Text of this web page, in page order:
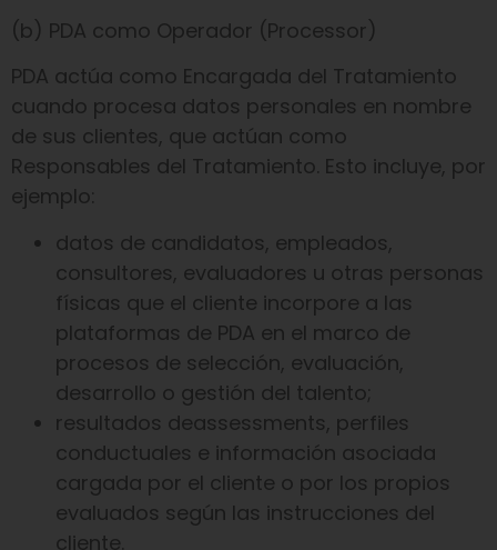
(b) PDA como Operador (Processor)
PDA actúa como Encargada del Tratamiento
cuando procesa datos personales en nombre
de sus clientes, que actúan como
Responsables del Tratamiento. Esto incluye, por
ejemplo:
datos de candidatos, empleados,
consultores, evaluadores u otras personas
físicas que el cliente incorpore a las
plataformas de PDA en el marco de
procesos de selección, evaluación,
desarrollo o gestión del talento;
resultados deassessments, perfiles
conductuales e información asociada
cargada por el cliente o por los propios
evaluados según las instrucciones del
cliente.